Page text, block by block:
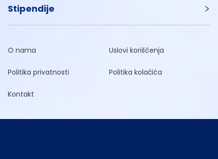
Stipendije
O nama Uslovi korišćenja
Politika privatnosti Politika kolačića
Kontakt